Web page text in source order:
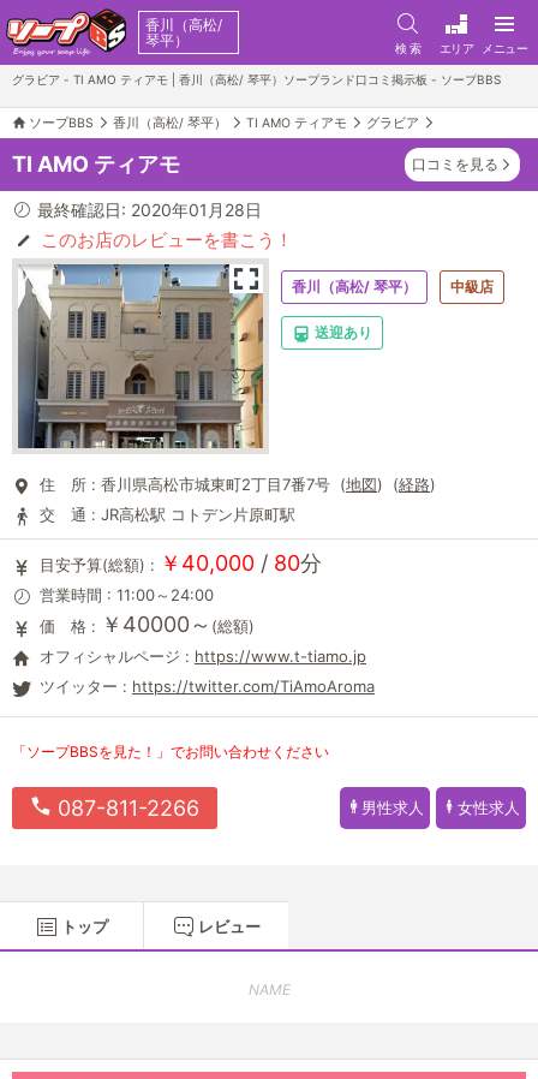
香川（高松/
琴平）
検 索 エリア メニュー
グラビア - TI AMO ティアモ | 香川（高松/ 琴平）ソープランド口コミ掲示板 - ソープBBS
ソープBBS 香川（高松/ 琴平） TI AMO ティアモ グラビア
TI AMO ティアモ 口コミを見る
最終確認日: 2020年01月28日
このお店のレビューを書こう！
香川（高松/ 琴平） 中級店
送迎あり
住 所 : 香川県高松市城東町2丁目7番7号 (地図) (経路)
交 通 : JR高松駅 コトデン片原町駅
目安予算(総額) : ￥40,000 / 80分
営業時間 : 11:00～24:00
価 格 : ￥40000～ (総額)
オフィシャルページ : https://www.t-tiamo.jp
ツイッター : https://twitter.com/TiAmoAroma
「ソープBBSを見た！」でお問い合わせください
087-811-2266 男性求人 女性求人
トップ レビュー
NAME